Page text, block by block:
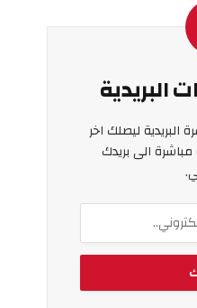
البريدية
ليصلك اخر
مباشرة الى بريدك